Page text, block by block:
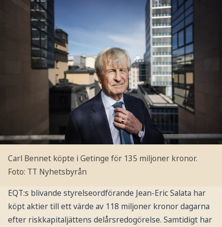
Carl Bennet köpte i Getinge för 135 miljoner kronor.
Foto: TT Nyhetsbyrån
EQT:s blivande styrelseordförande Jean-Eric Salata har
köpt aktier till ett värde av 118 miljoner kronor dagarna
efter riskkapitaljättens delårsredogörelse. Samtidigt har